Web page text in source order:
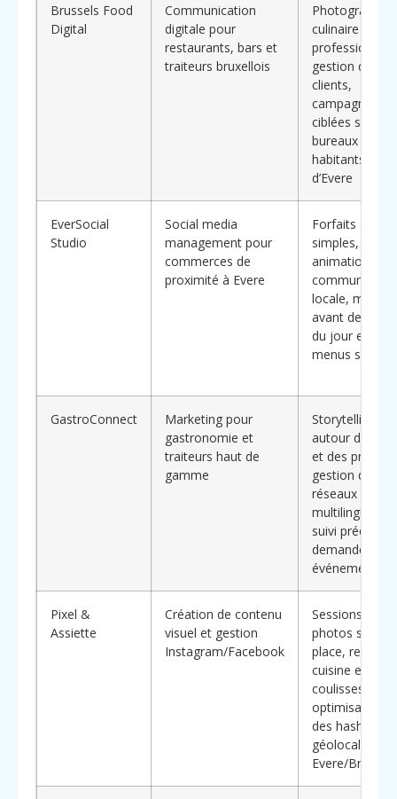
Brussels Food
Digital
Communication
digitale pour
restaurants, bars et
traiteurs bruxellois
Photographie
culinaire
gestion des
clients,
campagnes
ciblées sur les
bureaux et
habitants
d’Evere
EverSocial
Studio
Social media
management pour
commerces de
proximité à Evere
Forfaits
simples,
animation de
communauté
locale, mise en
avant des
du jour et
menus
GastroConnect
Marketing pour
gastronomie et
traiteurs haut de
gamme
Storytelling
autour du chef
et des
gestion de
réseaux
multilingues,
suivi précis des
demandes
Pixel &
Assiette
Création de contenu
visuel et gestion
Instagram/Facebook
Sessions
photos sur
place, reels de
cuisine en
coulisses,
optimisation
des hashtags
géolocalisés
Evere/